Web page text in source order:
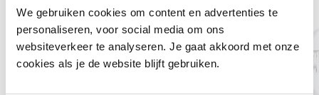
We gebruiken cookies om content en advertenties te
personaliseren, voor social media om ons
websiteverkeer te analyseren. Je gaat akkoord met onze
cookies als je de website blijft gebruiken.